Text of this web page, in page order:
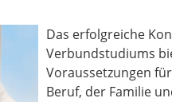
Das erfolgreiche
Verbundstudiums
Voraussetzungen
Beruf, der Familie